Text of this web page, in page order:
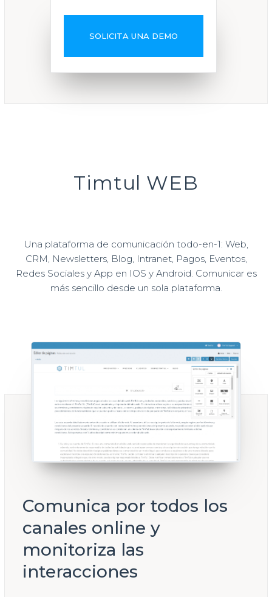
SOLICITA UNA DEMO
Timtul WEB
Una plataforma de comunicación todo-en-1: Web,
CRM, Newsletters, Blog, Intranet, Pagos, Eventos,
Redes Sociales y App en IOS y Android. Comunicar es
más sencillo desde un sola plataforma.
Comunica por todos los
canales online y
monitoriza las
interacciones